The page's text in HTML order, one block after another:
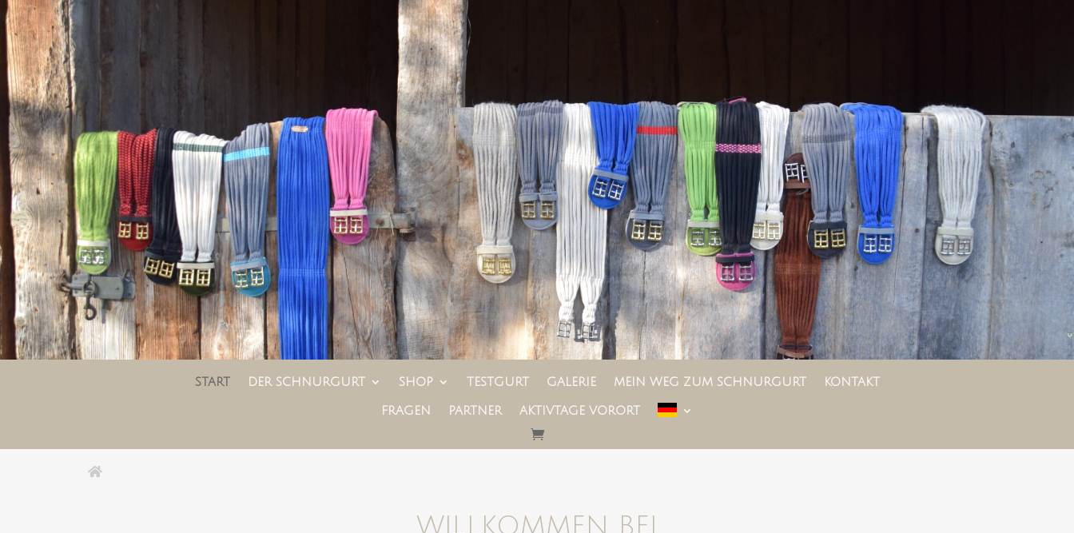
START DER SCHNURGURT SHOP TESTGURT GALERIE MEIN WEG ZUM SCHNURGURT KONTAKT
FRAGEN PARTNER AKTIVTAGE VORORT
